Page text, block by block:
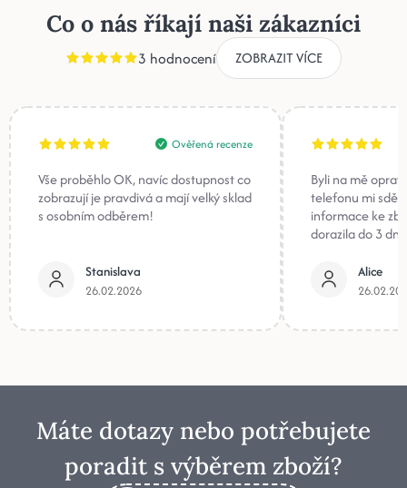
Co o nás říkají naši zákazníci
3 hodnocení ZOBRAZIT VÍCE
Ověřená recenze
Vše proběhlo OK, navíc dostupnost co
zobrazují je pravdivá a mají velký sklad
s osobním odběrem!
Stanislava
26.02.2026
Byli na mě
telefonu mi
informace ke
dorazila do 3
Alice
Máte dotazy nebo potřebujete
poradit s výběrem zboží?